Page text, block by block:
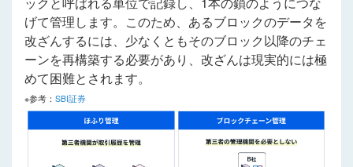
げて管理します。このため、あるブロックのデータを
改ざんするには、少なくともそのブロック以降のチェ
ーンを再構築する必要があり、改ざんは現実的には極
めて困難とされます。
※参考： SBI証券